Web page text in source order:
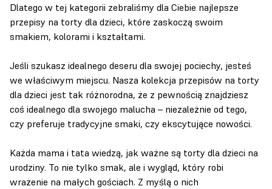
Dlatego w tej kategorii zebraliśmy dla Ciebie najlepsze
przepisy na torty dla dzieci, które zaskoczą swoim
smakiem, kolorami i kształtami.
Jeśli szukasz idealnego deseru dla swojej pociechy, jesteś
we właściwym miejscu. Nasza kolekcja przepisów na torty
dla dzieci jest tak różnorodna, że z pewnością znajdziesz
coś idealnego dla swojego malucha – niezależnie od tego,
czy preferuje tradycyjne smaki, czy ekscytujące nowości.
Każda mama i tata wiedzą, jak ważne są torty dla dzieci na
urodziny. To nie tylko smak, ale i wygląd, który robi
wrażenie na małych gościach. Z myślą o nich